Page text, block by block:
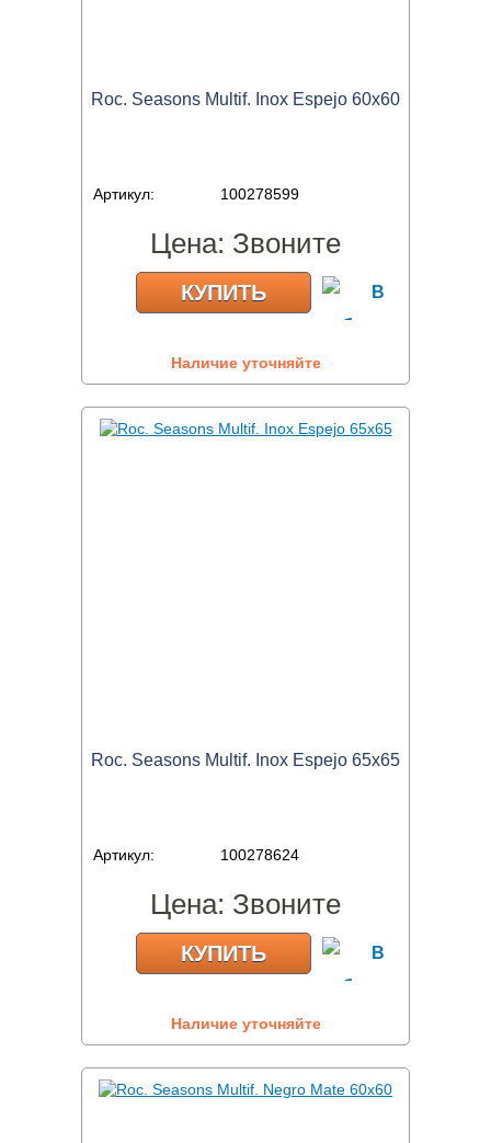
Roc. Seasons Multif. Inox Espejo 60x60
Артикул: 100278599
Цена: Звоните
КУПИТЬ
Наличие уточняйте
Roc. Seasons Multif. Inox Espejo 65x65
Артикул: 100278624
Цена: Звоните
КУПИТЬ
Наличие уточняйте